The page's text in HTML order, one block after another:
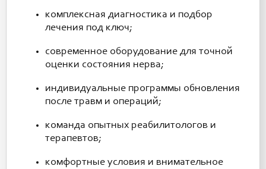
комплексная диагностика и подбор
лечения под ключ;
современное оборудование для точной
оценки состояния нерва;
индивидуальные программы обновления
после травм и операций;
команда опытных реабилитологов и
терапевтов;
комфортные условия и внимательное